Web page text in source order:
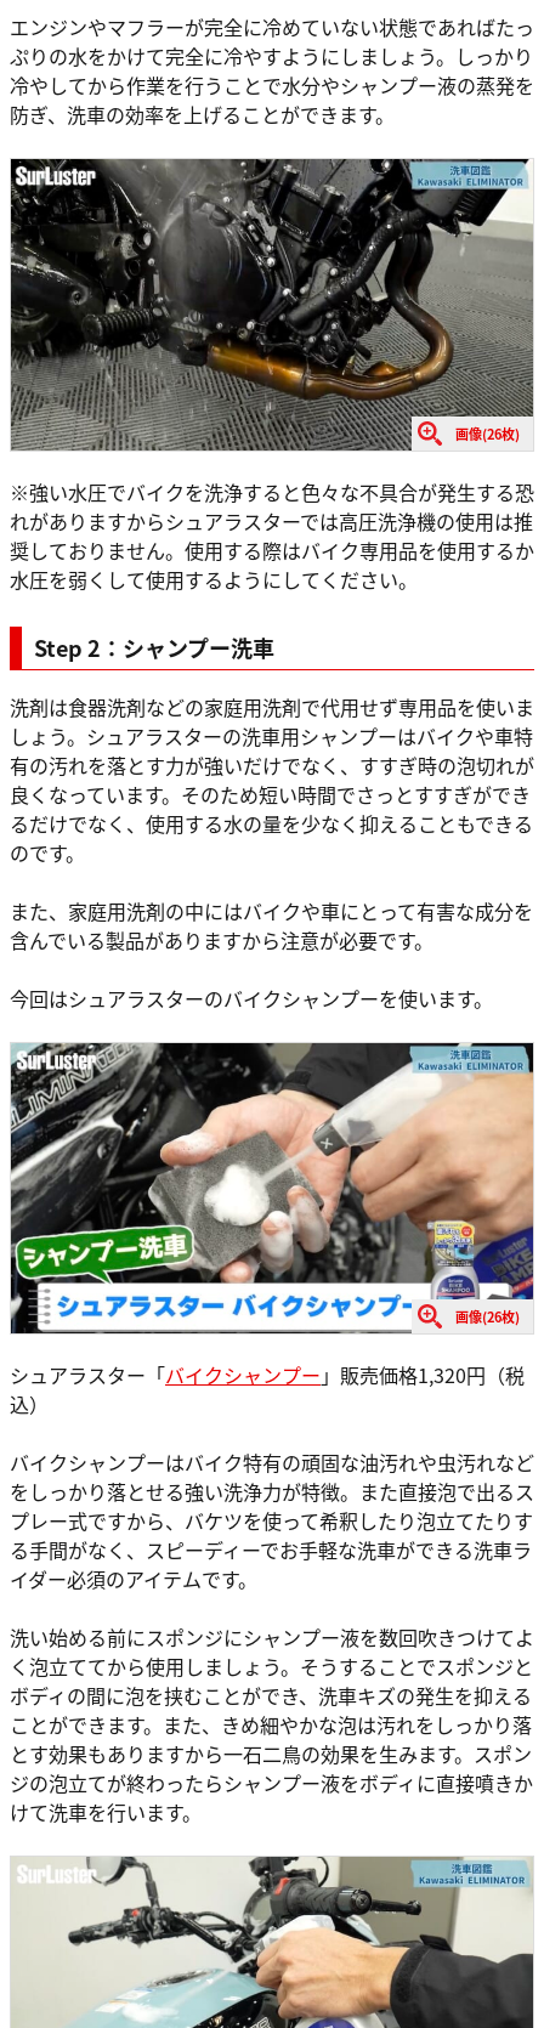
エンジンやマフラーが完全に冷めていない状態であればたっ
ぷりの水をかけて完全に冷やすようにしましょう。しっかり
冷やしてから作業を行うことで水分やシャンプー液の蒸発を
防ぎ、洗車の効率を上げることができます。
画像(26枚)
※強い水圧でバイクを洗浄すると色々な不具合が発生する恐
れがありますからシュアラスターでは高圧洗浄機の使用は推
奨しておりません。使用する際はバイク専用品を使用するか
水圧を弱くして使用するようにしてください。
Step 2：シャンプー洗車
洗剤は食器洗剤などの家庭用洗剤で代用せず専用品を使いま
しょう。シュアラスターの洗車用シャンプーはバイクや車特
有の汚れを落とす力が強いだけでなく、すすぎ時の泡切れが
良くなっています。そのため短い時間でさっとすすぎができ
るだけでなく、使用する水の量を少なく抑えることもできる
のです。
また、家庭用洗剤の中にはバイクや車にとって有害な成分を
含んでいる製品がありますから注意が必要です。
今回はシュアラスターのバイクシャンプーを使います。
画像(26枚)
シュアラスター「バイクシャンプー 」販売価格1,320円（税
込）
バイクシャンプーはバイク特有の頑固な油汚れや虫汚れなど
をしっかり落とせる強い洗浄力が特徴。また直接泡で出るス
プレー式ですから、バケツを使って希釈したり泡立てたりす
る手間がなく、スピーディーでお手軽な洗車ができる洗車ラ
イダー必須のアイテムです。
洗い始める前にスポンジにシャンプー液を数回吹きつけてよ
く泡立ててから使用しましょう。そうすることでスポンジと
ボディの間に泡を挟むことができ、洗車キズの発生を抑える
ことができます。また、きめ細やかな泡は汚れをしっかり落
とす効果もありますから一石二鳥の効果を生みます。スポン
ジの泡立てが終わったらシャンプー液をボディに直接噴きか
けて洗車を行います。